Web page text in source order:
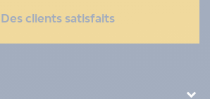
Des clients satisfaits